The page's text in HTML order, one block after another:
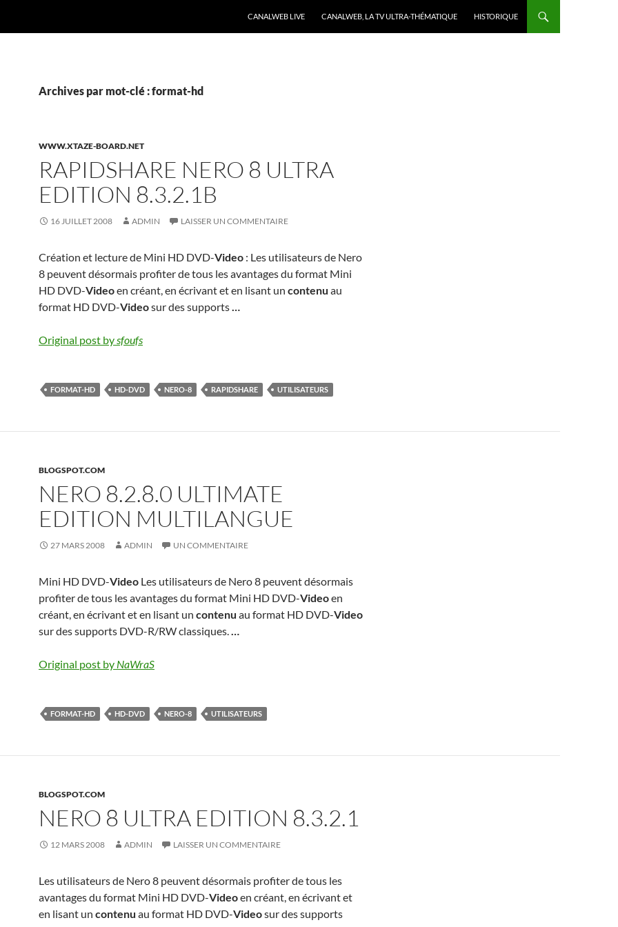
CANALWEB LIVE CANALWEB, LA TV ULTRA-THÉMATIQUE HISTORIQUE
Archives par mot-clé : format-hd
WWW.XTAZE-BOARD.NET
RAPIDSHARE NERO 8 ULTRA
EDITION 8.3.2.1B
16 JUILLET 2008 ADMIN LAISSER UN COMMENTAIRE
Création et lecture de Mini HD DVD-Video : Les utilisateurs de Nero
8 peuvent désormais profiter de tous les avantages du format Mini
HD DVD-Videoen créant, en écrivant et en lisant un contenu au
format HD DVD-Videosur des supports…
Original post bysfoufs
FORMAT-HD HD-DVD NERO-8 RAPIDSHARE UTILISATEURS
BLOGSPOT.COM
NERO 8.2.8.0 ULTIMATE
EDITION MULTILANGUE
27 MARS 2008 ADMIN UN COMMENTAIRE
Mini HD DVD-Video Les utilisateurs de Nero 8 peuvent désormais
profiter de tous les avantages du format Mini HD DVD-Videoen
créant, en écrivant et en lisant un contenu au format HD DVD-Video
sur des supports DVD-R/RW classiques.…
Original post by NaWraS
FORMAT-HD HD-DVD NERO-8 UTILISATEURS
BLOGSPOT.COM
NERO 8 ULTRA EDITION 8.3.2.1
12 MARS 2008 ADMIN LAISSER UN COMMENTAIRE
Les utilisateurs de Nero 8 peuvent désormais profiter de tous les
avantages du format Mini HD DVD-Videoen créant, en écrivant et
en lisant un contenu au format HD DVD-Videosur des supports